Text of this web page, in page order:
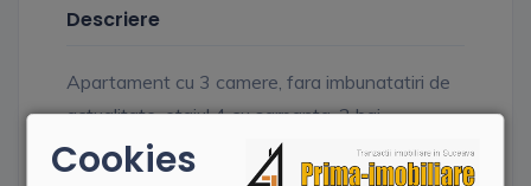
Cookies
Descriere
Apartament cu 3 camere, fara imbunatatiri de
actualitate, etajul 4 cu sarpanta, 2 bai,
tamplarie termopan, balcon inchis in cheder,